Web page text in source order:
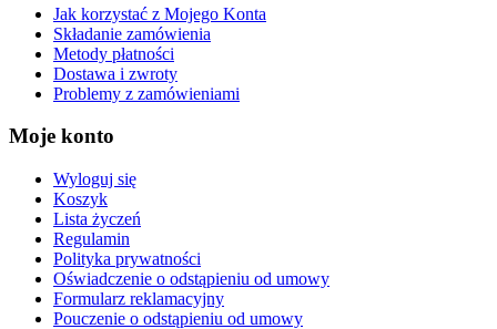
Jak korzystać z Mojego Konta
Składanie zamówienia
Metody płatności
Dostawa i zwroty
Problemy z zamówieniami
Moje konto
Wyloguj się
Koszyk
Lista życzeń
Regulamin
Polityka prywatności
Oświadczenie o odstąpieniu od umowy
Formularz reklamacyjny
Pouczenie o odstąpieniu od umowy